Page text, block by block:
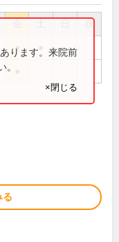
祝
●
ります。来院前
×閉じる
る